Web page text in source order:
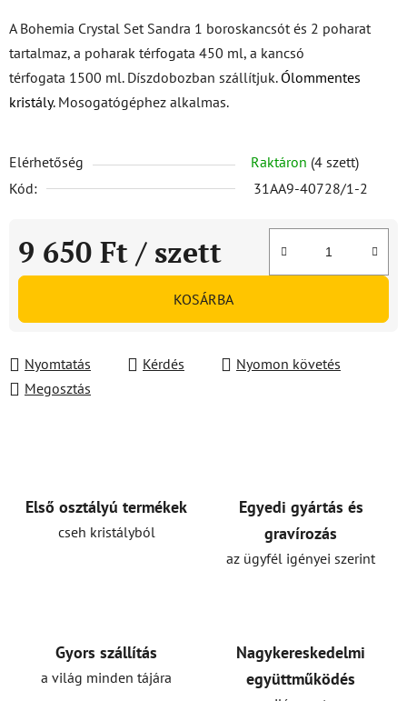
A Bohemia Crystal Set Sandra 1 boroskancsót és 2 poharat
tartalmaz, a poharak térfogata 450 ml, a kancsó
térfogata 1500 ml. Díszdobozban szállítjuk.Ólommentes
kristály. Mosogatógéphez alkalmas.
Elérhetőség Raktáron (4 szett)
Kód:
31AA9-40728/1-2
9 650 Ft / szett
Egységár:
KOSÁRBA
Nyomtatás Kérdés
Nyomon követés
Megosztás
Első osztályú termékek
cseh kristályból
Egyedi gyártás és
gravírozás
az ügyfél igényei szerint
Gyors szállítás
a világ minden tájára
Nagykereskedelmi
együttműködés